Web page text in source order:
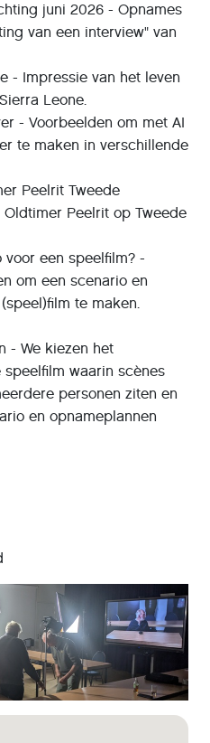
juni 2026 - Opnames
van een interview" van
- Impressie van het leven
Leone.
- Voorbeelden om met AI
te maken in verschillende
Peelrit Tweede
Peelrit op Tweede
een speelfilm? -
om een scenario en
te maken.
- We kiezen het
waarin scènes
personen ziten en
en opnameplannen